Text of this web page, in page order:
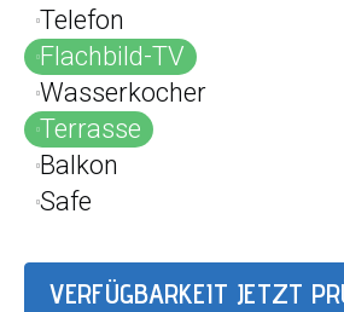
Telefon
Flachbild-TV
Wasserkocher
Terrasse
Balkon
Safe
VERFÜGBARKEIT JETZT